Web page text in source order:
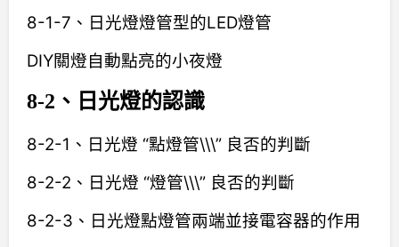
8-1-7、日光燈燈管型的LED燈管
DIY關燈自動點亮的小夜燈
8-2、日光燈的認識
8-2-1、日光燈 “點燈管\\\” 良否的判斷
8-2-2、日光燈 “燈管\\\” 良否的判斷
8-2-3、日光燈點燈管兩端並接電容器的作用